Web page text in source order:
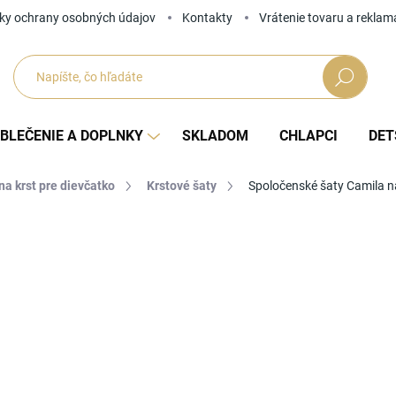
ochrany osobných údajov Kontakty Vrátenie tovaru a
Hľadať
A DOPLNKY SKLADOM CHLAPCI
krst pre dievčatko Krstové šaty Spoločenské šaty Camila